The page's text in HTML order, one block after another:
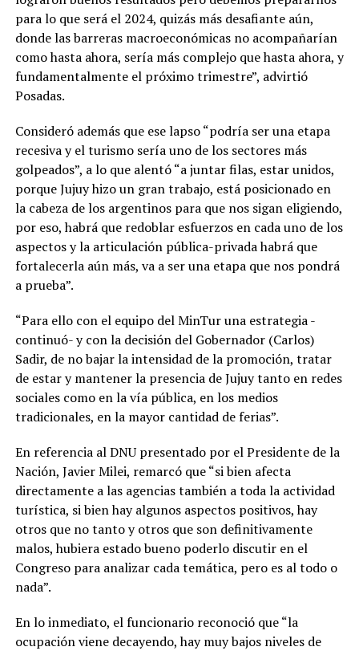
para lo que será el 2024, quizás más desafiante aún,
donde las barreras macroeconómicas no acompañarían
como hasta ahora, sería más complejo que hasta ahora, y
fundamentalmente el próximo trimestre”, advirtió
Posadas.
Consideró además que ese lapso “podría ser una etapa
recesiva y el turismo sería uno de los sectores más
golpeados”, a lo que alentó “a juntar filas, estar unidos,
porque Jujuy hizo un gran trabajo, está posicionado en
la cabeza de los argentinos para que nos sigan eligiendo,
por eso, habrá que redoblar esfuerzos en cada uno de los
aspectos y la articulación pública-privada habrá que
fortalecerla aún más, va a ser una etapa que nos pondrá
a prueba”.
“Para ello con el equipo del MinTur una estrategia -
continuó- y con la decisión del Gobernador (Carlos)
Sadir, de no bajar la intensidad de la promoción, tratar
de estar y mantener la presencia de Jujuy tanto en redes
sociales como en la vía pública, en los medios
tradicionales, en la mayor cantidad de ferias”.
En referencia al DNU presentado por el Presidente de la
Nación, Javier Milei, remarcó que “si bien afecta
directamente a las agencias también a toda la actividad
turística, si bien hay algunos aspectos positivos, hay
otros que no tanto y otros que son definitivamente
malos, hubiera estado bueno poderlo discutir en el
Congreso para analizar cada temática, pero es al todo o
nada”.
En lo inmediato, el funcionario reconoció que “la
ocupación viene decayendo, hay muy bajos niveles de